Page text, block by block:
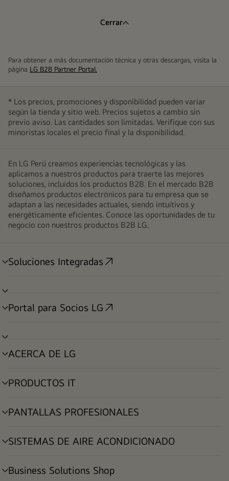
Cerrar
Para obtener a más documentación técnica y otras descargas, visita la
página LG B2B Partner Portal.
* Los precios, promociones y disponibilidad pueden variar
según la tienda y sitio web. Precios sujetos a cambio sin
previo aviso. Las cantidades son limitadas. Verifique con sus
minoristas locales el precio final y la disponibilidad.
En LG Perú creamos experiencias tecnológicas y las
aplicamos a nuestros productos para traerte las mejores
soluciones, incluidos los productos B2B. En el mercado B2B
diseñamos productos electrónicos para tu empresa que se
adaptan a las necesidades actuales, siendo intuitivos y
energéticamente eficientes. Conoce las oportunidades de tu
negocio con nuestros productos B2B LG.
Soluciones Integradas
alternar
alternar
Portal para Socios LG
alternar
alternar
ACERCA DE LG
alternar
PRODUCTOS IT
alternar
PANTALLAS PROFESIONALES
alternar
SISTEMAS DE AIRE ACONDICIONADO
alternar
Business Solutions Shop
alternar